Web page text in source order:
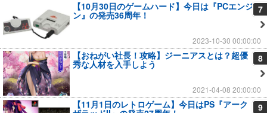
7
【10月30日のゲームハード】今日は『PCエンジ
ン』の発売36周年！
2023-10-30 00:00:00
8
【おねがい社長！攻略】ジーニアスとは？超優
秀な人材を入手しよう
2021-04-08 20:00:00
9
【11月1日のレトロゲーム】今日はPS『アーク